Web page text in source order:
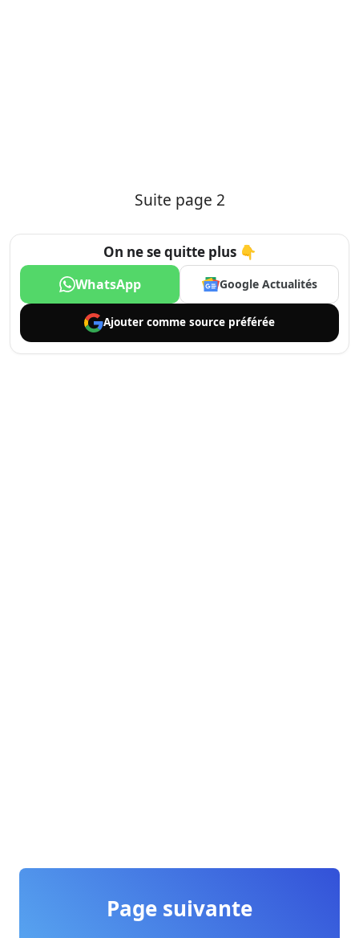
Suite page 2
On ne se quitte plus 👇
WhatsApp Google Actualités
Ajouter comme source préférée
Page suivante